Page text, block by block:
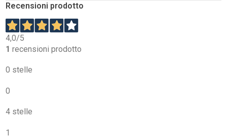
Recensioni prodotto
4,0/5
1 recensioni prodotto
0 stelle
0
4 stelle
1